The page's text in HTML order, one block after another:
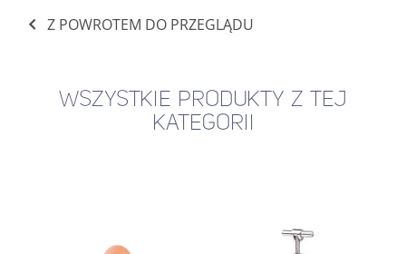
Z POWROTEM DO PRZEGLĄDU
WSZYSTKIE PRODUKTY Z TEJ
KATEGORII